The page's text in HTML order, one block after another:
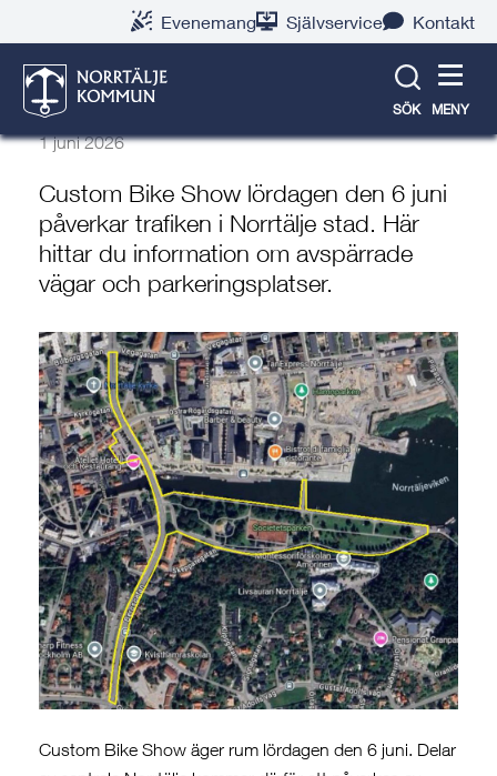
Evenemang Självservice Kontakt
SÖK MENY
Så påverkas trafiken av
Custom Bike Show 6 juni
1 juni 2026
Custom Bike Show lördagen den 6 juni
påverkar trafiken i Norrtälje stad. Här
hittar du information om avspärrade
vägar och parkeringsplatser.
Custom Bike Show äger rum lördagen den 6 juni. Delar